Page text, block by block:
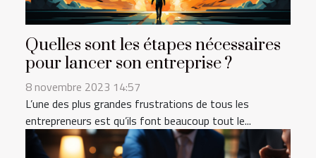
Quelles sont les étapes nécessaires
pour lancer son entreprise ?
8 novembre 2023 14:57
L’une des plus grandes frustrations de tous les
entrepreneurs est qu’ils font beaucoup tout le...